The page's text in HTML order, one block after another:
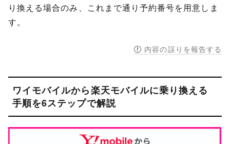
り換える場合のみ、これまで通り予約番号を用意しま
す。
内容の誤りを報告する
ワイモバイルから楽天モバイルに乗り換える
手順を6ステップで解説